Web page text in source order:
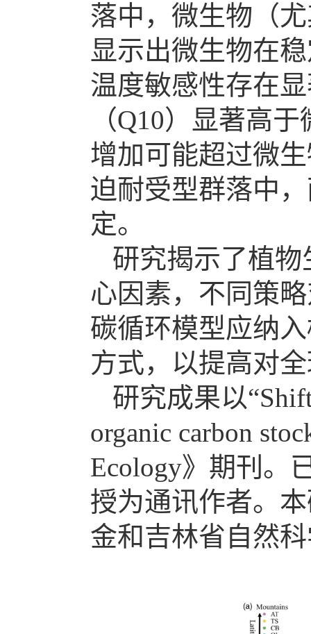
落中，微生物（
显示出微生物在
温度敏感性存在
（Q10）显著高
增加可能超过微
迫耐受型群落中
定。
研究揭示了植
心因素，不同策
碳循环模型应纳
方式，以提高对
研究成果以
organic carbon
Ecology》期刊。
授为通讯作者。
金和吉林省自然